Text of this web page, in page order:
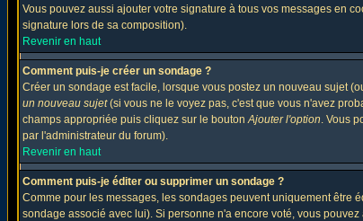
Vous pouvez aussi ajouter votre signature à tous vos messages en
signature lors de sa composition).
Revenir en haut
Comment puis-je créer un sondage ?
Créer un sondage est facile, lorsque vous postez un nouveau sujet
un nouveau sujet(si vous ne le voyez pas, c'est que vous n'avez
champs appropriée puis cliquez sur le boutonAjouter l'option. Vous
par l'administrateur du forum).
Revenir en haut
Comment puis-je éditer ou supprimer un sondage ?
Comme pour les messages, les sondages peuvent uniquement être
sondage associé avec lui). Si personne n'a encore voté, vous